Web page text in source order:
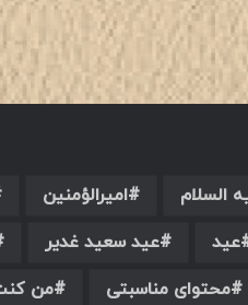
السلام امیرالؤمنین
عید عید سعید غدیر
محتوای مناسبتی من